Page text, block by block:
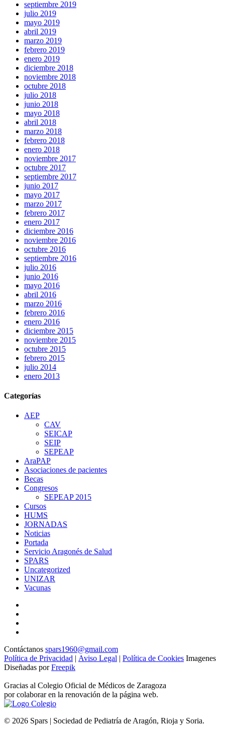
septiembre 2019
julio 2019
mayo 2019
abril 2019
marzo 2019
febrero 2019
enero 2019
diciembre 2018
noviembre 2018
octubre 2018
julio 2018
junio 2018
mayo 2018
abril 2018
marzo 2018
febrero 2018
enero 2018
noviembre 2017
octubre 2017
septiembre 2017
junio 2017
mayo 2017
marzo 2017
febrero 2017
enero 2017
diciembre 2016
noviembre 2016
octubre 2016
septiembre 2016
julio 2016
junio 2016
mayo 2016
abril 2016
marzo 2016
febrero 2016
enero 2016
diciembre 2015
noviembre 2015
octubre 2015
febrero 2015
julio 2014
enero 2013
Categorías
AEP
CAV
SEICAP
SEIP
SEPEAP
AraPAP
Asociaciones de pacientes
Becas
Congresos
SEPEAP 2015
Cursos
HUMS
JORNADAS
Noticias
Portada
Servicio Aragonés de Salud
SPARS
Uncategorized
UNIZAR
Vacunas
Contáctanos spars1960@gmail.com
Política de Privacidad | Aviso Legal | Política de Cookies Imagenes
Diseñadas porFreepik
Gracias al Colegio Oficial de Médicos de Zaragoza
por colaborar en la renovación de la página web.
© 2026 Spars | Sociedad de Pediatría de Aragón, Rioja y Soria.